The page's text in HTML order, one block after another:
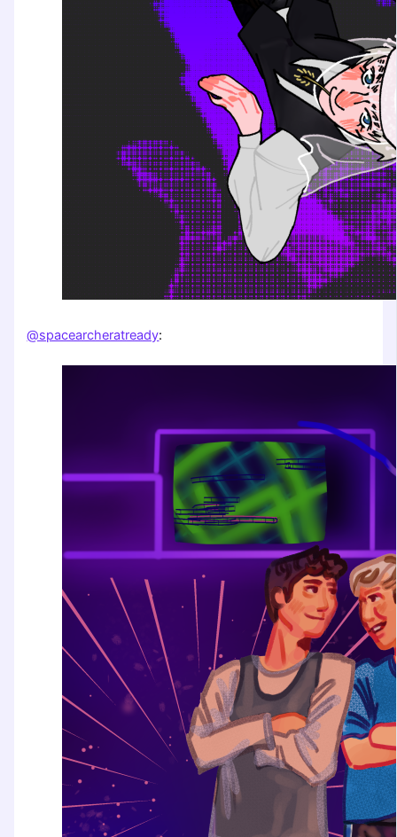
@spacearcheratready: